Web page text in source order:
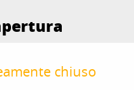
chiuso